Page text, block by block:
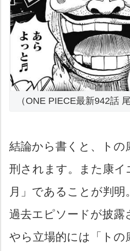
（ONE PIECE最新942話
結論から書くと、トの
刑されます。また康イ
月」であることが判
過去エピソードが披露
やら立場的には「トの